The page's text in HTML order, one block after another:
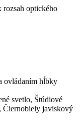
rozsah optického
ovládaním hĺbky
svetlo, Štúdiové
Čiernobiely javiskový